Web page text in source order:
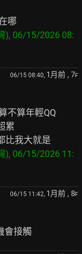
), 06/15/2026 08:
06/15 08:40, 1月前 , 7F
不算年輕QQ
累
), 06/15/2026 11:
06/15 11:42, 1月前 , 8F